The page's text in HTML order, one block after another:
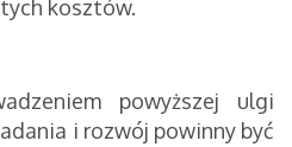
kosztów.
powyższej ulgi
i rozwój powinny być